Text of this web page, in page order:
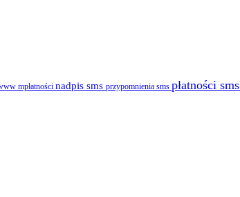
mpłatności nadpis sms przypomnienia sms płatności sms